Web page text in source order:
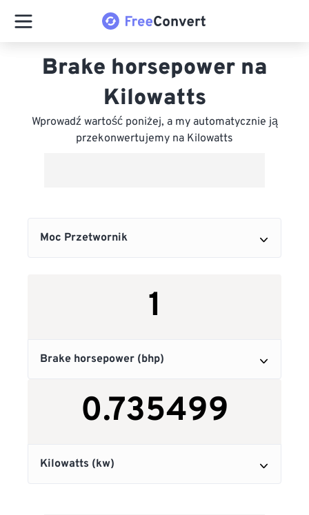
Brake horsepower na
Kilowatts
Wprowadź wartość poniżej, a my automatycznie ją
przekonwertujemy na Kilowatts